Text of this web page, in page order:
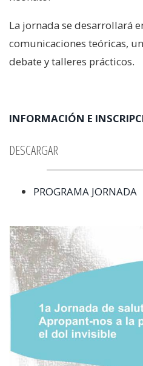
La jornada se desarrollará
comunicaciones teóricas,
debate y talleres prácticos.
INFORMACIÓN E
DESCARGAR
PROGRAMA JORNADA